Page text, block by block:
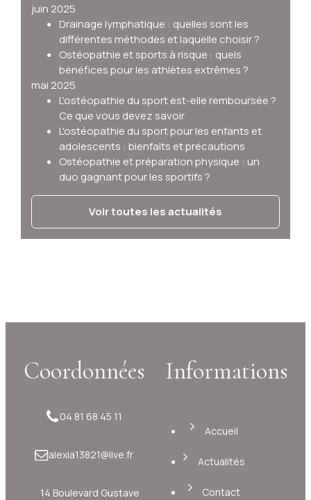
juin 2025
Drainage lymphatique : quelles sont les
différentes méthodes et laquelle choisir ?
Ostéopathie et sports à risque : quels
bénéfices pour les athlètes extrêmes ?
mai 2025
L'ostéopathie du sport est-elle remboursée ?
Ce que vous devez savoir
L'ostéopathie du sport pour les enfants et
adolescents : bienfaits et précautions
Ostéopathie et préparation physique : un
duo gagnant pour les sportifs ?
Voir toutes les actualités
Coordonnées
04 81 68 45 11
alexia13821@live.fr
14 Boulevard Gustave
Informations
Accueil
Actualités
Contact